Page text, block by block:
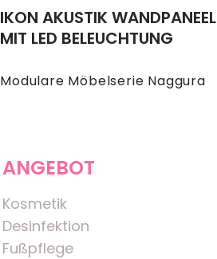
Modulare Möbelserie Naggura
IKON AKUSTIK WANDPANEEL
MIT LED BELEUCHTUNG
ANGEBOT
Kosmetik
Desinfektion
Fußpflege